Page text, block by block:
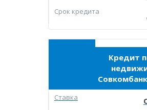
Срок кредита
Кредит
Ставка